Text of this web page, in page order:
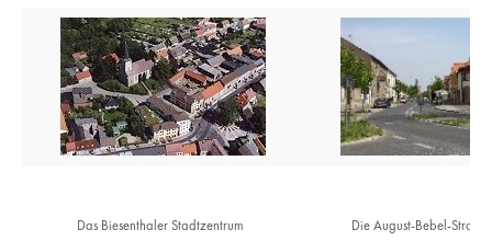
Das Biesenthaler Stadtzentrum
Die August-Bebel-